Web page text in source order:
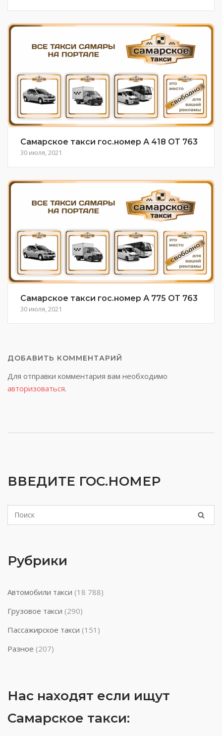
Самарское такси гос.номер А 418 ОТ 763
30 июля, 2021
Самарское такси гос.номер А 775 ОТ 763
30 июля, 2021
ДОБАВИТЬ КОММЕНТАРИЙ
Для отправки комментария вам необходимо
авторизоваться.
ВВЕДИТЕ ГОС.НОМЕР
Рубрики
Автомобили такси (18 788)
Грузовое такси (290)
Пассажирское такси (151)
Разное (207)
Нас находят если ищут
Самарское такси: